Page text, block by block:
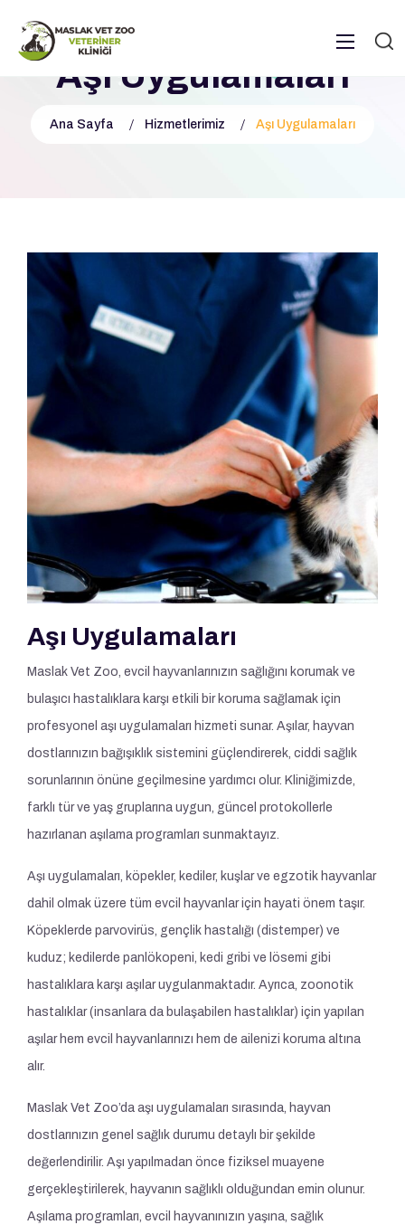
Aşı Uygulamaları
Ana Sayfa Hizmetlerimiz Aşı Uygulamaları
Aşı Uygulamaları
Maslak Vet Zoo, evcil hayvanlarınızın sağlığını korumak ve
bulaşıcı hastalıklara karşı etkili bir koruma sağlamak için
profesyonel aşı uygulamaları hizmeti sunar. Aşılar, hayvan
dostlarınızın bağışıklık sistemini güçlendirerek, ciddi sağlık
sorunlarının önüne geçilmesine yardımcı olur. Kliniğimizde,
farklı tür ve yaş gruplarına uygun, güncel protokollerle
hazırlanan aşılama programları sunmaktayız.
Aşı uygulamaları, köpekler, kediler, kuşlar ve egzotik hayvanlar
dahil olmak üzere tüm evcil hayvanlar için hayati önem taşır.
Köpeklerde parvovirüs, gençlik hastalığı (distemper) ve
kuduz; kedilerde panlökopeni, kedi gribi ve lösemi gibi
hastalıklara karşı aşılar uygulanmaktadır. Ayrıca, zoonotik
hastalıklar (insanlara da bulaşabilen hastalıklar) için yapılan
aşılar hem evcil hayvanlarınızı hem de ailenizi koruma altına
alır.
Maslak Vet Zoo’da aşı uygulamaları sırasında, hayvan
dostlarınızın genel sağlık durumu detaylı bir şekilde
değerlendirilir. Aşı yapılmadan önce fiziksel muayene
gerçekleştirilerek, hayvanın sağlıklı olduğundan emin olunur.
Aşılama programları, evcil hayvanınızın yaşına, sağlık